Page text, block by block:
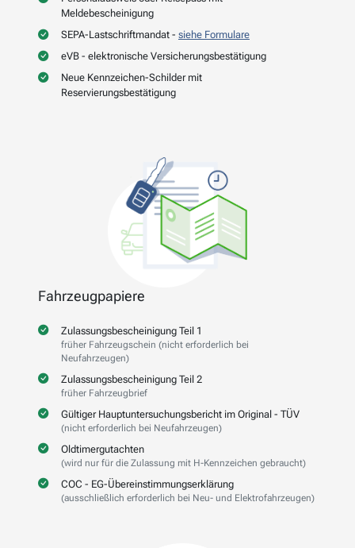
Meldebescheinigung
SEPA-Lastschriftmandat - siehe Formulare
eVB - elektronische Versicherungsbestätigung
Neue Kennzeichen-Schilder mit
Reservierungsbestätigung
Fahrzeugpapiere
Zulassungsbescheinigung Teil 1
früher Fahrzeugschein (nicht erforderlich bei
Neufahrzeugen)
Zulassungsbescheinigung Teil 2
früher Fahrzeugbrief
Gültiger Hauptuntersuchungsbericht im Original - TÜV
(nicht erforderlich bei Neufahrzeugen)
Oldtimergutachten
(wird nur für die Zulassung mit H-Kennzeichen gebraucht)
COC - EG-Übereinstimmungserklärung
(ausschließlich erforderlich bei Neu- und Elektrofahrzeugen)